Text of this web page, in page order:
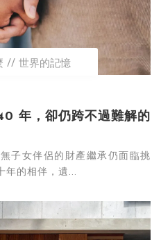
世界的記憶
年，卻仍跨不過難解的
子女伴侶的財產繼承仍面臨挑
年的相伴，遺...